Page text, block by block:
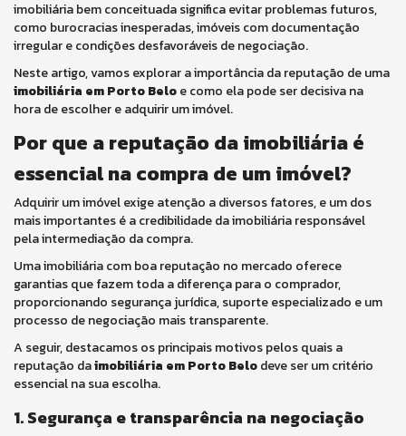
imobiliária bem conceituada significa evitar problemas futuros,
como burocracias inesperadas, imóveis com documentação
irregular e condições desfavoráveis de negociação.
Neste artigo, vamos explorar a importância da reputação de uma
imobiliária em Porto Beloe como ela pode ser decisiva na
hora de escolher e adquirir um imóvel.
Por que a reputação da imobiliária é
essencial na compra de um imóvel?
Adquirir um imóvel exige atenção a diversos fatores, e um dos
mais importantes é a credibilidade da imobiliária responsável
pela intermediação da compra.
Uma imobiliária com boa reputação no mercado oferece
garantias que fazem toda a diferença para o comprador,
proporcionando segurança jurídica, suporte especializado e um
processo de negociação mais transparente.
A seguir, destacamos os principais motivos pelos quais a
reputação daimobiliária em Porto Belodeve ser um critério
essencial na sua escolha.
1. Segurança e transparência na negociação